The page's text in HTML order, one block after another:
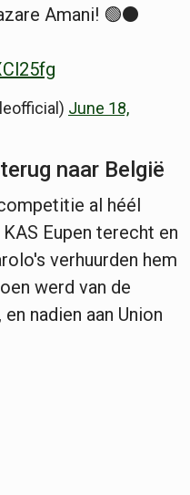
Amani! 🟢⚫️
June 18,
naar België
al héél
Eupen terecht en
verhuurden hem
werd van de
nadien aan Union